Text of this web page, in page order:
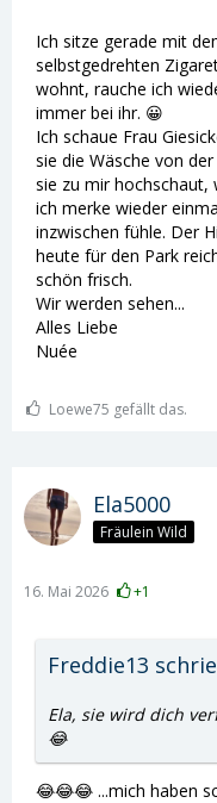
Die Welt brennt,
indoktriniert, die
diese intellektuelle
Vatertag auf??
Was ist nur aus der
ganze Generation
verroht und
Vater am liebsten
entsorgen würden.
Und dann wundern
immer mehr Männer
sagen und sich
Diese Dinkel Dörte
schäme mich
Ich sitze gerade mit
selbstgedrehten
wohnt, rauche ich
immer bei ihr. 😀
Ich schaue Frau
sie die Wäsche von
sie zu mir hochschaut,
ich merke wieder
inzwischen fühle. Der
heute für den Park
schön frisch.
Wir werden sehen...
Alles Liebe
Nuée
Loewe75 gefällt das.
Ela5000
Fräulein Wild
16. Mai 2026 +1
Freddie13
Ela, sie wird dich
😂
😂😂😂 ...mich haben